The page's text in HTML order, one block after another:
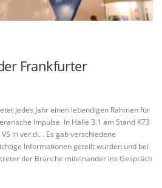
Frankfurter
jedes Jahr einen lebendigen Rahmen für
Impulse. In Halle 3.1 am Stand K73
in ver.di. . Es gab verschiedene
Informationen geteilt wurden und bei
der Branche miteinander ins Gespräch